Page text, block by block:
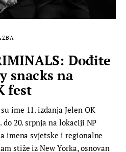
Dođite
snacks na
fest
ime 11. izdanja Jelen OK
do 20. srpnja na lokaciji NP
imena svjetske i regionalne
stiže iz New Yorka, osnovan